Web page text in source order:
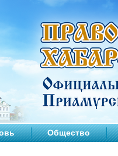
Общество